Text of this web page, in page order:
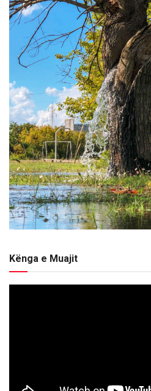
Kënga e Muajit